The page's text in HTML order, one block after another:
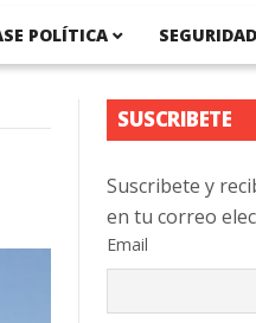
POLÍTICA
SUSCRIBETE
Suscribete y
en tu correo
Email